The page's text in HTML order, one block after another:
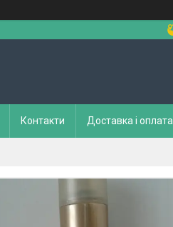
Контакти Доставка і оплата